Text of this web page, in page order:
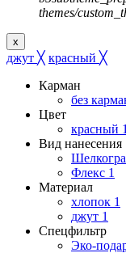
themes/
x
джут ╳ красный ╳
Карман
без
Цвет
красный
Вид нанесения
Флекс 1
Материал
хлопок 1
джут 1
Спецфильтр
Эко-